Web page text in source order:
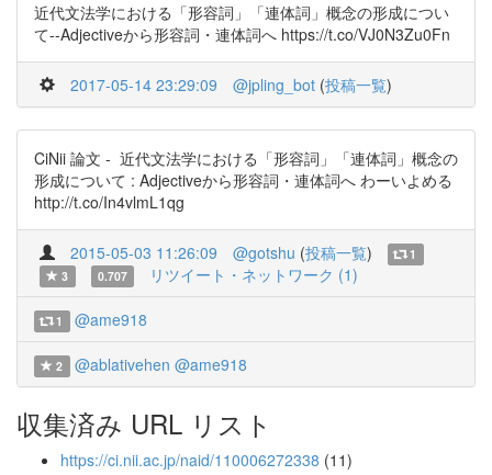
近代文法学における「形容詞」「連体詞」概念の形成につい
て--Adjectiveから形容詞・連体詞へ https://t.co/VJ0N3Zu0Fn
2017-05-14 23:29:09 @jpling_bot (投稿一覧)
CiNii 論文 - 近代文法学における「形容詞」「連体詞」概念の
形成について : Adjectiveから形容詞・連体詞へ わーいよめる
http://t.co/In4vlmL1qg
2015-05-03 11:26:09 @gotshu (投稿一覧)
1
3
0.707 リツイート・ネットワーク (1)
1 @ame918
2 @ablativehen @ame918
収集済み URL リスト
https://ci.nii.ac.jp/naid/110006272338 (11)